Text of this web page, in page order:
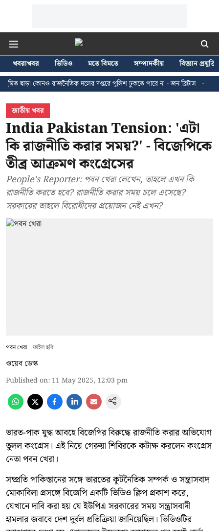
খবরাখবর ভিডিও মতে বিমতে সম্পাদকীয়
বিজ্ঞান প্রযুক্তি
কোনও রাজনৈতিক দলের দপ্তরে পুলিশ ঢুকতে পারে না - জন ব্রিটাস
কলকাতায় ২৪
জাতীয় খবর
India Pakistan Tension: 'এটা
কি রাজনীতি করার সময়?' - বিজেপিকে
তীব্র আক্রমণ কংগ্রেসের
People's Reporter: পবন খেরা লেখেন, তাহলে এখন কি
রাজনীতি করতে হবে? রাজনীতি করার সময় চলে এসেছে?
সরকারের তাহলে বিরোধীদের প্রয়োজন নেই এখন?
পবন খেরা ফাইল ছবি
ওয়েব ডেস্ক
Published on: 11 May 2025, 12:03 pm
ভারত-পাক যুদ্ধ আবহে বিজেপির বিরুদ্ধে রাজনীতি করার অভিযোগ
তুলল কংগ্রেস। এই নিয়ে গেরুয়া শিবিরকে কটাক্ষ করলেন কংগ্রেস
নেতা পবন খেরা।
সম্প্রতি পাকিস্তানের সঙ্গে ভারতের কূটনৈতিক সম্পর্ক ও সন্ত্রাসবাদ
মোকাবিলা প্রসঙ্গে বিজেপি একটি ভিডিও ক্লিপ প্রকাশ করে,
যেখানে দাবি করা হয় যে ইউপিএ সরকারের সময় সন্ত্রাসবাদী
হামলার জবাবে দেশ দুর্বল প্রতিক্রিয়া জানিয়েছিল। ভিডিওটির